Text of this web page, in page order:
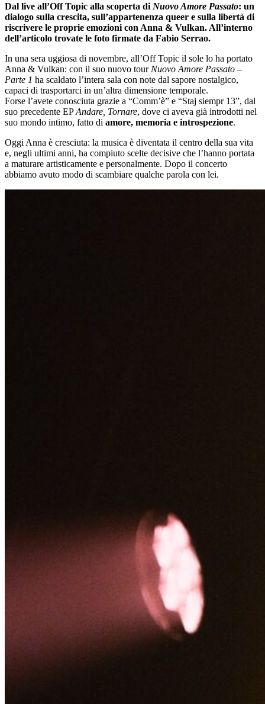
Dal live all’Off Topic alla scoperta di Nuovo Amore Passato: un
dialogo sulla crescita, sull’appartenenza queer e sulla libertà di
riscrivere le proprie emozioni con Anna & Vulkan. All’interno
dell’articolo trovate le foto firmate da Fabio Serrao.
In una sera uggiosa di novembre, all’Off Topic il sole lo ha portato
Anna & Vulkan: con il suo nuovo tour Nuovo Amore Passato –
Parte 1 ha scaldato l’intera sala con note dal sapore nostalgico,
capaci di trasportarci in un’altra dimensione temporale.
Forse l’avete conosciuta grazie a “Comm’è” e “Staj siempr 13”, dal
suo precedente EPAndare, Tornare, dove ci aveva già introdotti nel
suo mondo intimo, fatto di amore, memoria e introspezione.
Oggi Anna è cresciuta: la musica è diventata il centro della sua vita
e, negli ultimi anni, ha compiuto scelte decisive che l’hanno portata
a maturare artisticamente e personalmente. Dopo il concerto
abbiamo avuto modo di scambiare qualche parola con lei.